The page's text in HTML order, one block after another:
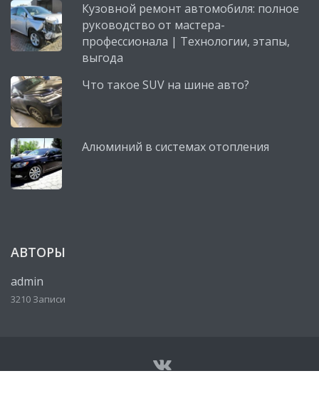
Кузовной ремонт автомобиля: полное
руководство от мастера-
профессионала | Технологии, этапы,
выгода
Что такое SUV на шине авто?
Алюминий в системах отопления
АВТОРЫ
admin
3210 Записи